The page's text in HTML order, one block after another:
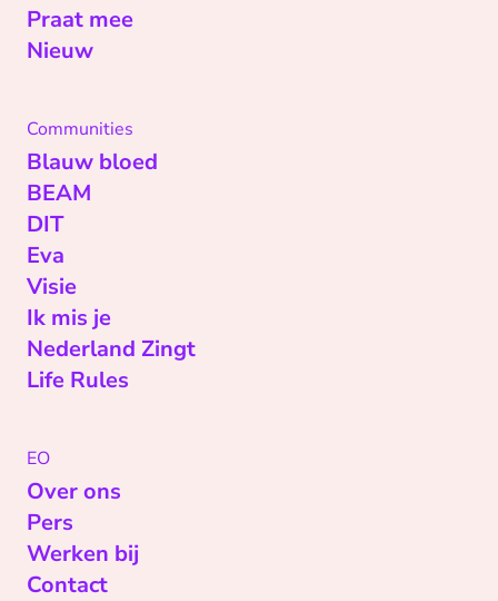
Praat mee
Nieuw
Communities
Blauw bloed
BEAM
DIT
Eva
Visie
Ik mis je
Nederland Zingt
Life Rules
EO
Over ons
Pers
Werken bij
Contact